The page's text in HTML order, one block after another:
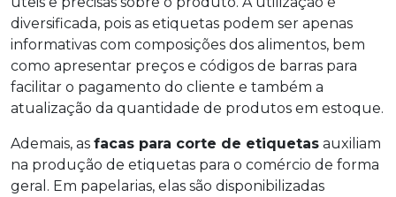
diversificada, pois as etiquetas podem ser apenas
informativas com composições dos alimentos, bem
como apresentar preços e códigos de barras para
facilitar o pagamento do cliente e também a
atualização da quantidade de produtos em estoque.
Ademais, as facas para corte de etiquetas auxiliam
na produção de etiquetas para o comércio de forma
geral. Em papelarias, elas são disponibilizadas